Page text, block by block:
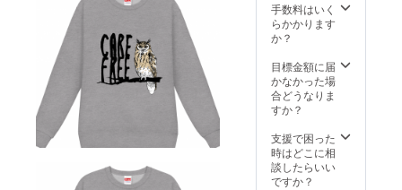
手数料はいく
らかかります
か？
目標金額に届
かなかった場
合どうなりま
すか？
支援で困った
時はどこに相
談したらいい
ですか？